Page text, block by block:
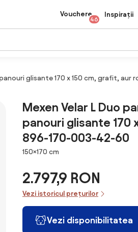
Vouchere
46
Inspirații
glisante 170 x 150 cm, grafit,
Mexen Velar L Duo
panouri glisante 170
896-170-003-42-60
Dimensiuni
150×170 cm
2.797,9 RON
Vezi istoricul prețurilor
Vezi disponibilitatea